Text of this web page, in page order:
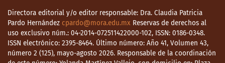
Directora editorial y/o editor responsable: Dra. Claudia Patricia
Pardo Hernández cpardo@mora.edu.mx Reservas de derechos al
uso exclusivo núm.: 04-2014-072511422000-102, ISSN: 0186-0348.
ISSN electrónico: 2395-8464. Último número: Año 41, Volumen 43,
número 2 (125), mayo-agosto 2026. Responsable de la coordinación